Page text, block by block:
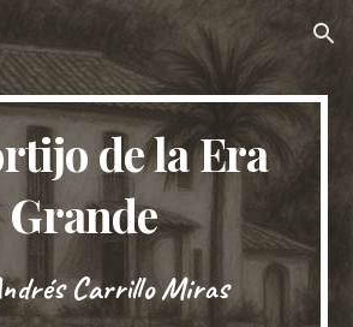
Skip to navigation
de la Era
Grande
Carrillo Miras